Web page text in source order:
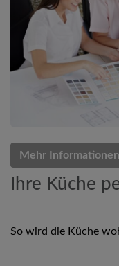
Mehr Informationen
Ihre Küche
So wird die Küche